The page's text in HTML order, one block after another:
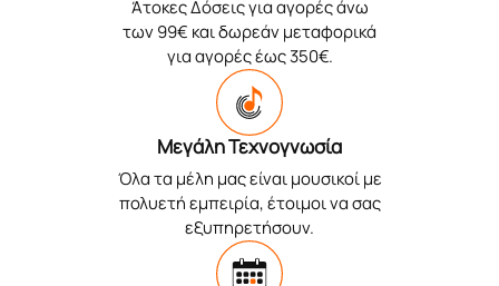
Άτοκες Δόσεις για αγορές άνω
των 99€ και δωρεάν μεταφορικά
για αγορές έως 350€.
Μεγάλη Τεχνογνωσία
Όλα τα μέλη μας είναι μουσικοί με
πολυετή εμπειρία, έτοιμοι να σας
εξυπηρετήσουν.